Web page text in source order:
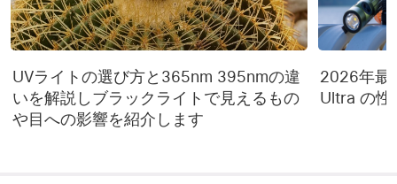
UVライトの選び方と365nm 395nmの違
いを解説しブラックライトで見えるもの
や目への影響を紹介します
2026年最
Ultra の性